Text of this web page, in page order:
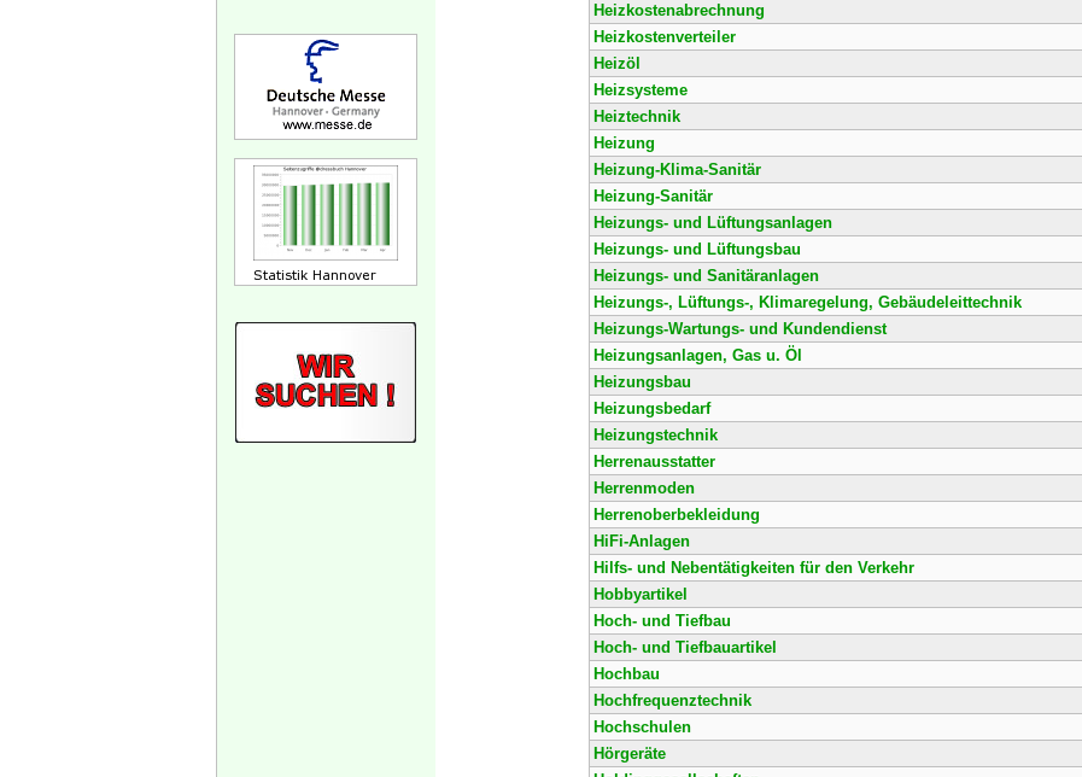
Heizkostenabrechnung
Heizkostenverteiler
Heizöl
Heizsysteme
Heiztechnik
Heizung
Heizung-Klima-Sanitär
Heizung-Sanitär
Heizungs- und Lüftungsanlagen
Heizungs- und Lüftungsbau
Heizungs- und Sanitäranlagen
Heizungs-, Lüftungs-, Klimaregelung, Gebäudeleittechnik
Heizungs-Wartungs- und Kundendienst
Heizungsanlagen, Gas u. Öl
Heizungsbau
Heizungsbedarf
Heizungstechnik
Herrenausstatter
Herrenmoden
Herrenoberbekleidung
HiFi-Anlagen
Hilfs- und Nebentätigkeiten für den Verkehr
Hobbyartikel
Hoch- und Tiefbau
Hoch- und Tiefbauartikel
Hochbau
Hochfrequenztechnik
Hochschulen
Hörgeräte